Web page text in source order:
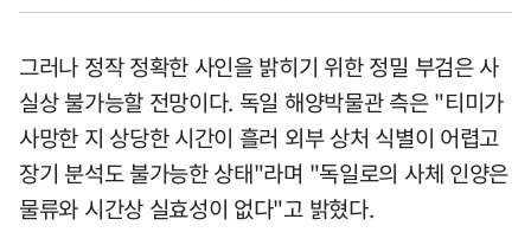
그러나 정작 정확한 사인을 밝히기 위한 정밀 부검은 사
실상 불가능할 전망이다. 독일 해양박물관 측은 "티미가
사망한 지 상당한 시간이 흘러 외부 상처 식별이 어렵고
장기 분석도 불가능한 상태"라며 "독일로의 사체 인양은
물류와 시간상 실효성이 없다"고 밝혔다.